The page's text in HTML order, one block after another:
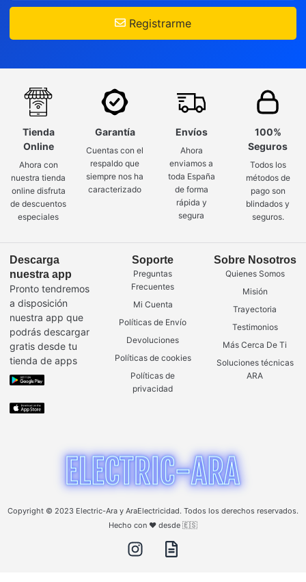
Registrarme
Tienda
Online
Ahora con
nuestra tienda
online disfruta
de descuentos
especiales
Garantía
Cuentas con el
respaldo que
siempre nos ha
caracterizado
Envíos
Ahora
enviamos a
toda España
de forma
rápida y
segura
100%
Seguros
Todos los
métodos de
pago son
blindados y
seguros.
Descarga
nuestra app
Pronto tendremos
a disposición
nuestra app que
podrás descargar
gratis desde tu
tienda de apps
Soporte
Preguntas
Frecuentes
Mi Cuenta
Políticas de Envío
Devoluciones
Políticas de cookies
Políticas de
privacidad
Sobre Nosotros
Quienes Somos
Misión
Trayectoria
Testimonios
Más Cerca De Ti
Soluciones técnicas
ARA
Copyright © 2023 Electric-Ara y AraElectricidad. Todos los derechos reservados.
Hecho con ❤️ desde 🇪🇸